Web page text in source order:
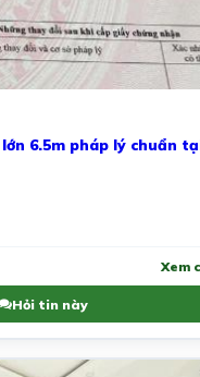
6.5m pháp lý chuẩn
Xem
Hỏi tin này